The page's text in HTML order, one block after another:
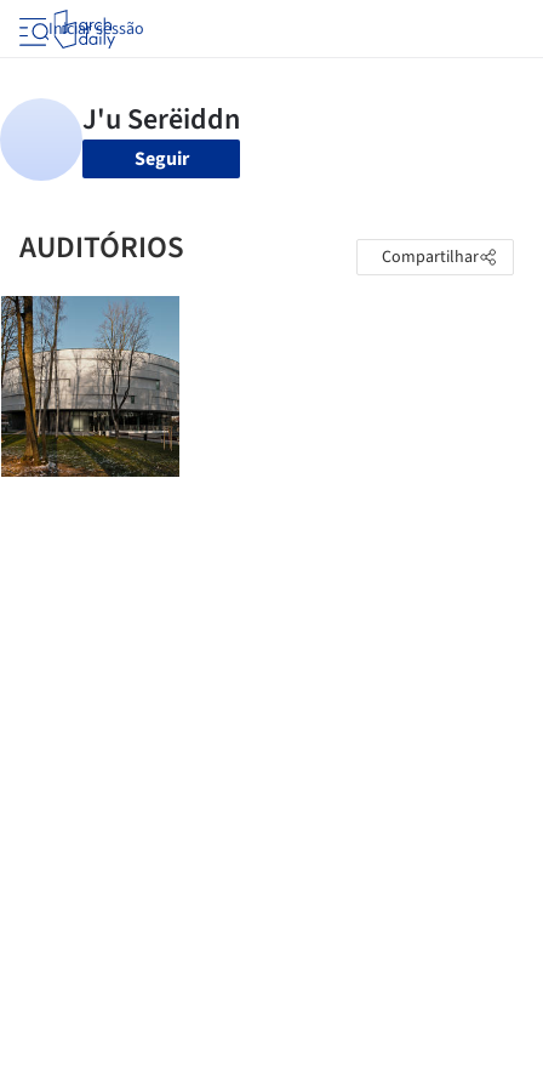
Iniciar sessão
Seguir
AUDITÓRIOS Compartilhar